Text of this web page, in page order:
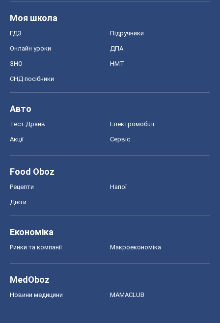
Моя школа
ГДЗ Підручники
Онлайн уроки ДПА
ЗНО НМТ
СНД посібники
Авто
Тест Драйв Електромобілі
Акції Сервіс
Food Oboz
Рецепти Напої
Дієти
Економіка
Ринки та компанії Макроекономіка
MedOboz
Новини медицини MAMACLUB